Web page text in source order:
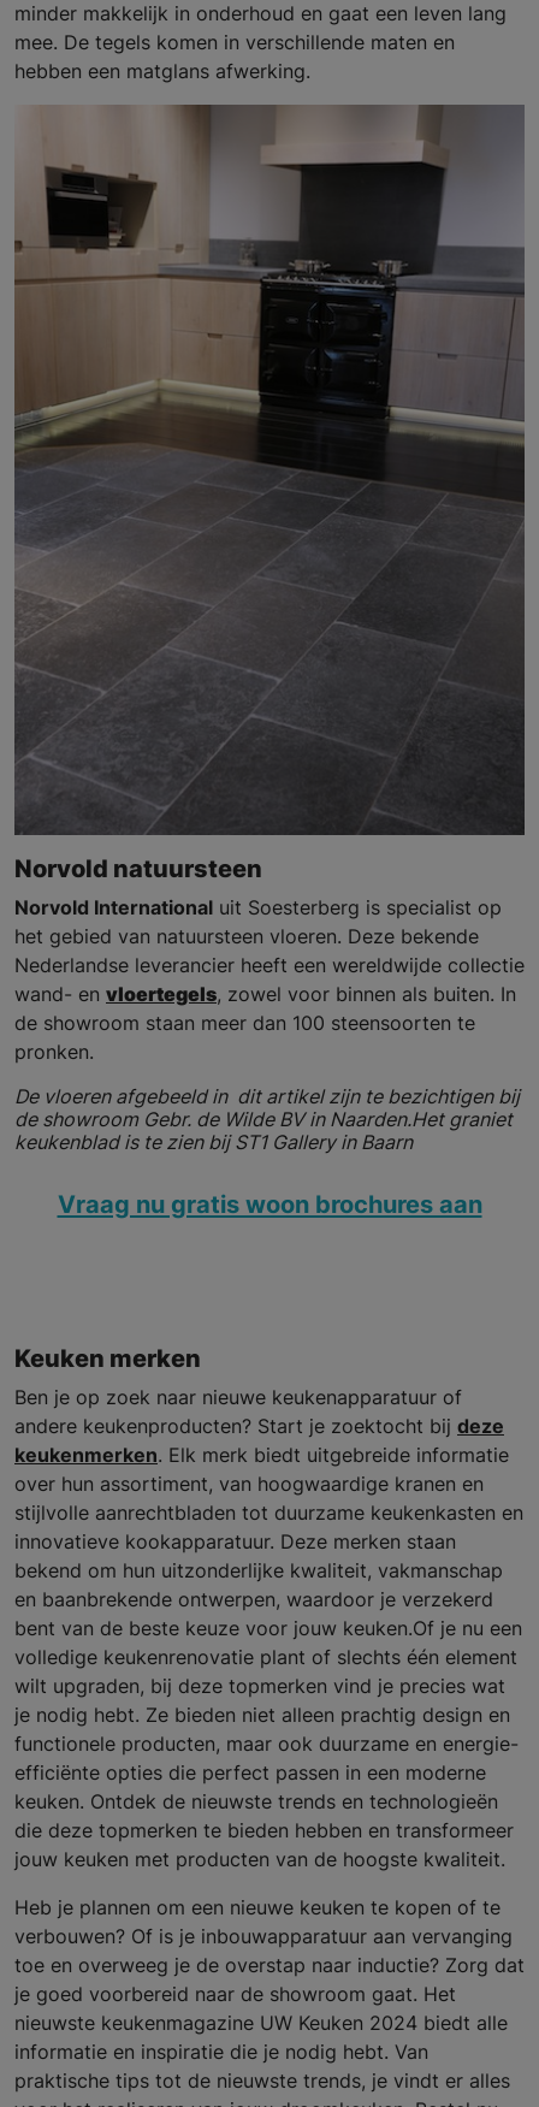
minder makkelijk in onderhoud en gaat een leven lang
mee. De tegels komen in verschillende maten en
hebben een matglans afwerking.
Norvold natuursteen
Norvold International uit Soesterberg is specialist op
het gebied van natuursteen vloeren. Deze bekende
Nederlandse leverancier heeft een wereldwijde collectie
wand- en vloertegels, zowel voor binnen als buiten. In
de showroom staan meer dan 100 steensoorten te
pronken.
De vloeren afgebeeld in dit artikel zijn te bezichtigen bij
de showroom Gebr. de Wilde BV in Naarden.Het graniet
keukenblad is te zien bij ST1 Gallery in Baarn
Vraag nu gratis woon brochures aan
Keuken merken
Ben je op zoek naar nieuwe keukenapparatuur of
andere keukenproducten? Start je zoektocht bij deze
keukenmerken. Elk merk biedt uitgebreide informatie
over hun assortiment, van hoogwaardige kranen en
stijlvolle aanrechtbladen tot duurzame keukenkasten en
innovatieve kookapparatuur. Deze merken staan
bekend om hun uitzonderlijke kwaliteit, vakmanschap
en baanbrekende ontwerpen, waardoor je verzekerd
bent van de beste keuze voor jouw keuken.Of je nu een
volledige keukenrenovatie plant of slechts één element
wilt upgraden, bij deze topmerken vind je precies wat
je nodig hebt. Ze bieden niet alleen prachtig design en
functionele producten, maar ook duurzame en energie-
efficiënte opties die perfect passen in een moderne
keuken. Ontdek de nieuwste trends en technologieën
die deze topmerken te bieden hebben en transformeer
jouw keuken met producten van de hoogste kwaliteit.
Heb je plannen om een nieuwe keuken te kopen of te
verbouwen? Of is je inbouwapparatuur aan vervanging
toe en overweeg je de overstap naar inductie? Zorg dat
je goed voorbereid naar de showroom gaat. Het
nieuwste keukenmagazine UW Keuken 2024 biedt alle
informatie en inspiratie die je nodig hebt. Van
praktische tips tot de nieuwste trends, je vindt er alles